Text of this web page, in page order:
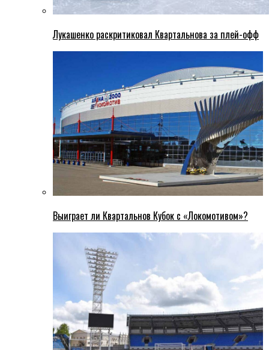
Лукашенко раскритиковал Квартальнова за плей-офф
Выиграет ли Квартальнов Кубок с «Локомотивом»?